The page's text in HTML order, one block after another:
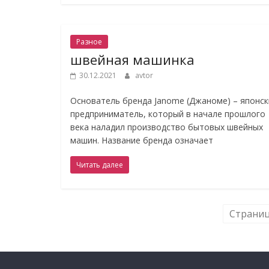
Разное
швейная машинка
30.12.2021 avtor
Основатель бренда Janome (Джаноме) –
предприниматель, который в начале прошлого
века наладил производство бытовых швейных
машин. Название бренда означает
Читать далее